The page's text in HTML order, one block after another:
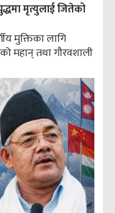
मृत्युलाई जितेको
मुक्तिका लागि
महान् तथा गौरवशाली